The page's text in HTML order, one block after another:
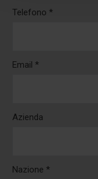
Telefono *
Email *
Azienda
Nazione *